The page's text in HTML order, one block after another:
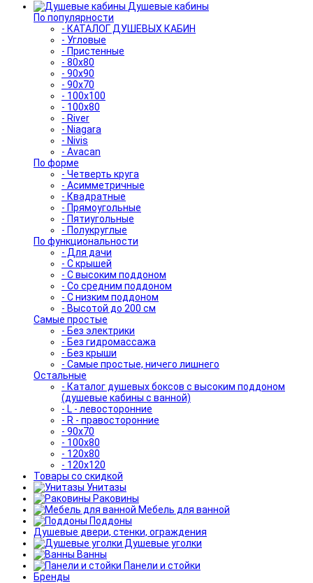
Душевые кабины
По популярности
- КАТАЛОГ ДУШЕВЫХ КАБИН
- Угловые
- Пристенные
- 80x80
- 90x90
- 90x70
- 100x100
- 100x80
- River
- Niagara
- Nivis
- Avacan
По форме
- Четверть круга
- Асимметричные
- Квадратные
- Прямоугольные
- Пятиугольные
- Полукруглые
По функциональности
- Для дачи
- С крышей
- С высоким поддоном
- Со средним поддоном
- С низким поддоном
- Высотой до 200 см
Самые простые
- Без электрики
- Без гидромассажа
- Без крыши
- Самые простые, ничего лишнего
Остальные
- Каталог душевых боксов с высоким поддоном
(душевые кабины с ванной)
- L - левосторонние
- R - правосторонние
- 90x70
- 100x80
- 120x80
- 120x120
Товары со скидкой
Унитазы
Раковины
Мебель для ванной
Поддоны
Душевые двери, стенки, ограждения
Душевые уголки
Ванны
Панели и стойки
Бренды